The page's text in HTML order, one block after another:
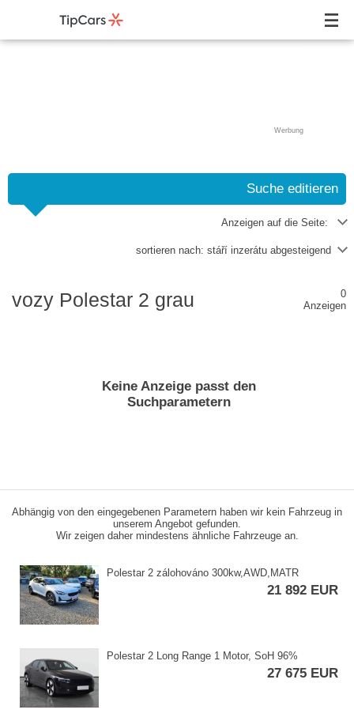
Werbung
Suche editieren
Anzeigen auf die Seite:
sortieren nach: stáří inzerátu abgesteigend
vozy Polestar 2 grau
0
Anzeigen
Keine Anzeige passt den
Suchparametern
Abhängig von den eingegebenen Parametern haben wir kein Fahrzeug in
unserem Angebot gefunden.
Wir zeigen daher mindestens ähnliche Fahrzeuge an.
Polestar 2 zálohováno 300kw,​AWD,​MATR
21 892 EUR
Polestar 2 Long Range 1 Motor,​ SoH 96%
27 675 EUR